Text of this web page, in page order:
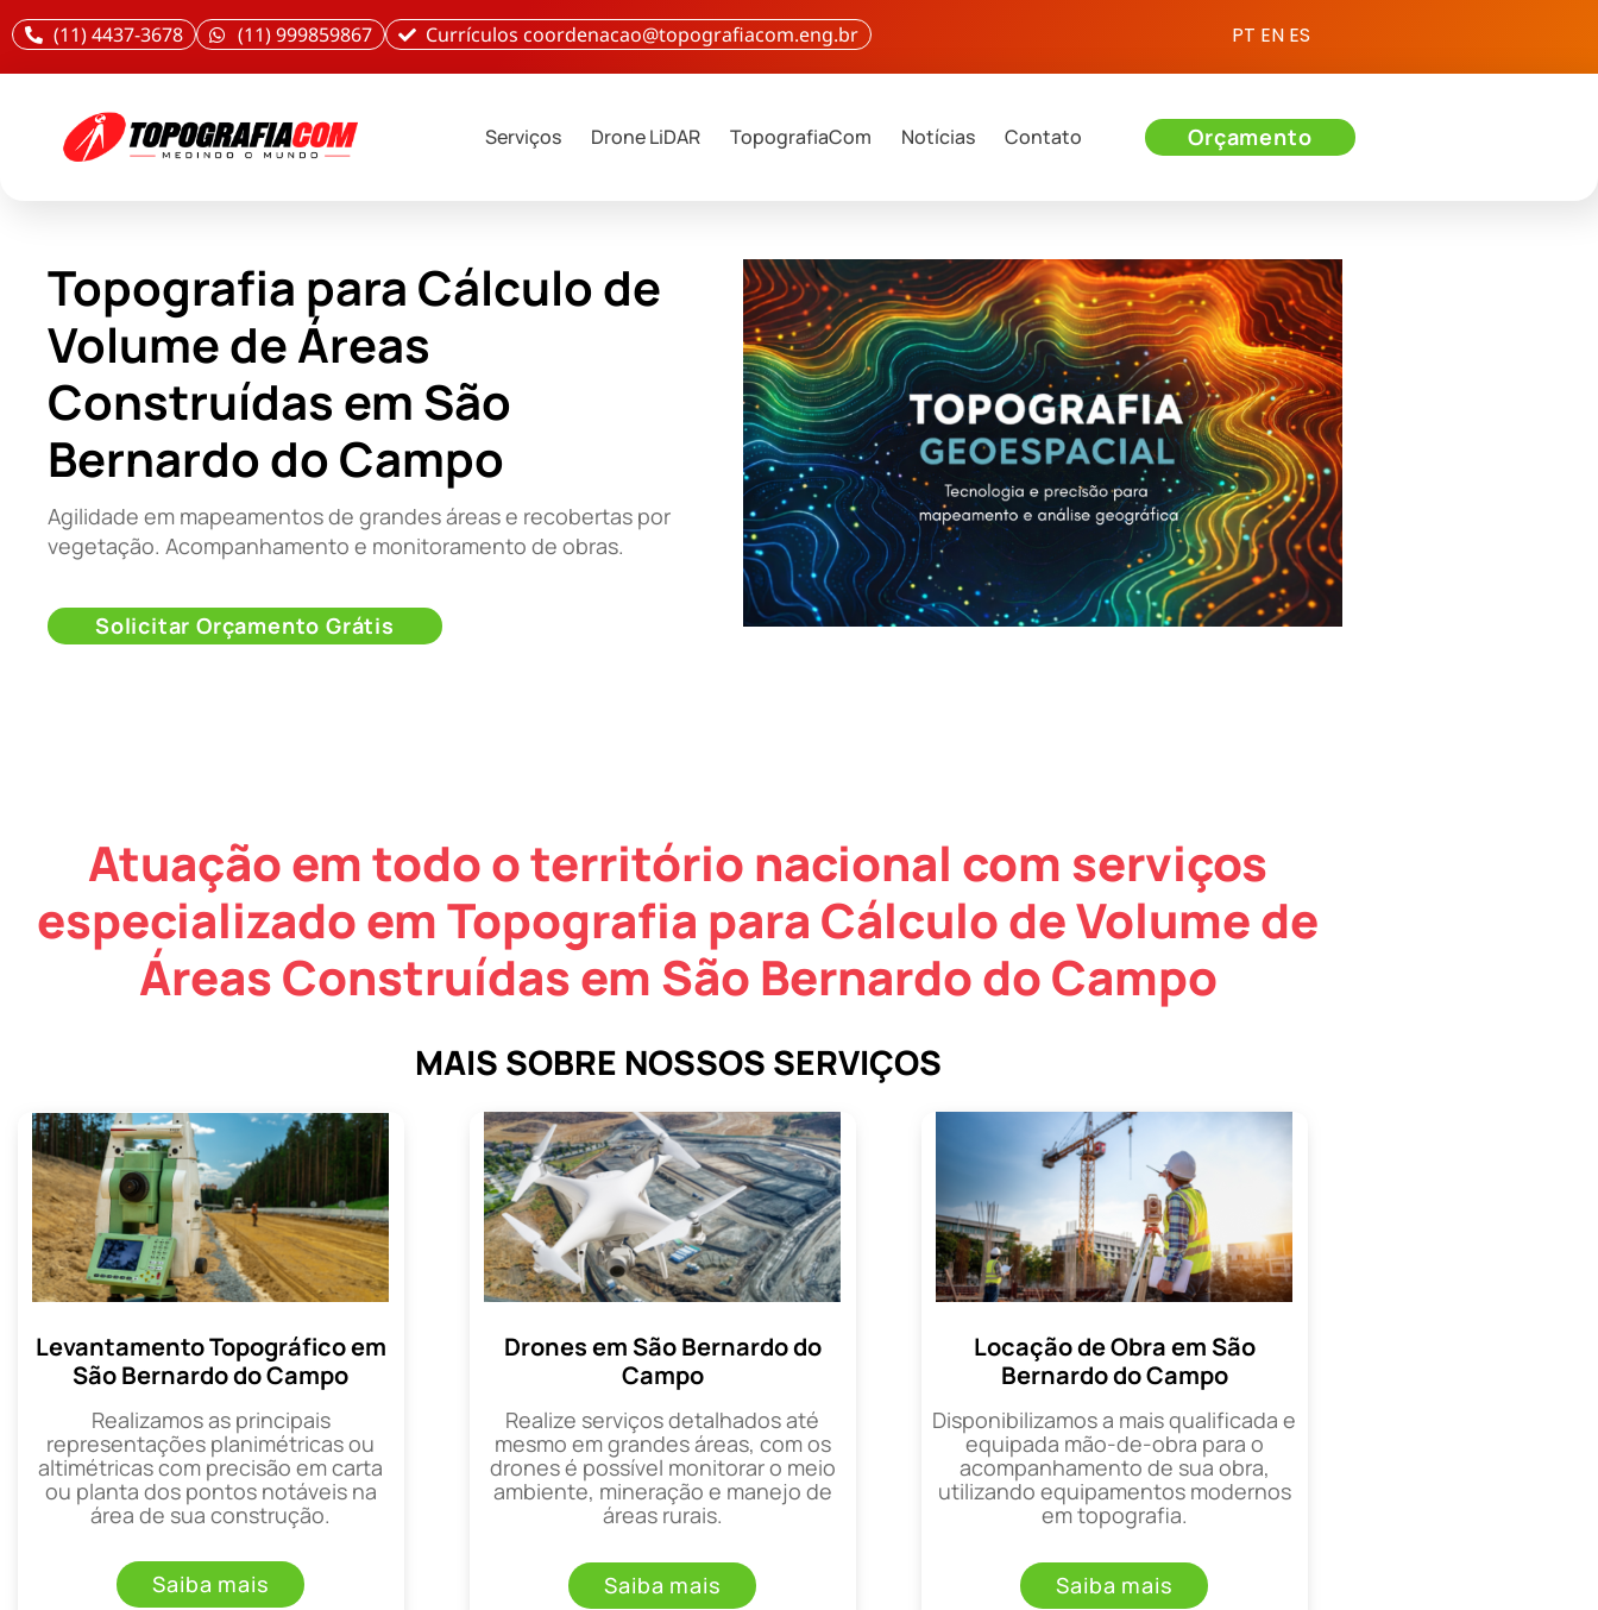
(11) 4437-3678 (11) 999859867 Currículos coordenacao@topografiacom.eng.br PT EN ES
Serviços Drone LiDAR TopografiaCom Notícias Contato Orçamento
Topografia para Cálculo de
Volume de Áreas
Construídas em São
Bernardo do Campo
Agilidade em mapeamentos de grandes áreas e recobertas por
vegetação. Acompanhamento e monitoramento de obras.
Solicitar Orçamento Grátis
Atuação em todo o território nacional com serviços
especializado em Topografia para Cálculo de Volume de
Áreas Construídas em São Bernardo do Campo
MAIS SOBRE NOSSOS SERVIÇOS
Levantamento Topográfico em
São Bernardo do Campo
Realizamos as principais
representações planimétricas ou
altimétricas com precisão em carta
ou planta dos pontos notáveis na
área de sua construção.
Saiba mais
Drones em São Bernardo do
Campo
Realize serviços detalhados até
mesmo em grandes áreas, com os
drones é possível monitorar o meio
ambiente, mineração e manejo de
áreas rurais.
Saiba mais
Locação de Obra em São
Bernardo do Campo
Disponibilizamos a mais qualificada e
equipada mão-de-obra para o
acompanhamento de sua obra,
utilizando equipamentos modernos
em topografia.
Saiba mais